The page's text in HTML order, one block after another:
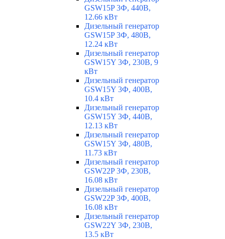
GSW15P 3Ф, 440В,
12.66 кВт
Дизельный генератор
GSW15P 3Ф, 480В,
12.24 кВт
Дизельный генератор
GSW15Y 3Ф, 230В, 9
кВт
Дизельный генератор
GSW15Y 3Ф, 400В,
10.4 кВт
Дизельный генератор
GSW15Y 3Ф, 440В,
12.13 кВт
Дизельный генератор
GSW15Y 3Ф, 480В,
11.73 кВт
Дизельный генератор
GSW22P 3Ф, 230В,
16.08 кВт
Дизельный генератор
GSW22P 3Ф, 400В,
16.08 кВт
Дизельный генератор
GSW22Y 3Ф, 230В,
13.5 кВт